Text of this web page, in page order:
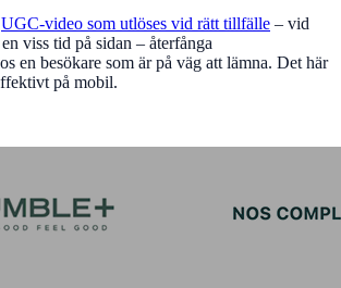
UGC-video som utlöses vid rätt tillfälle – vid
viss tid på sidan – återfånga
en besökare som är på väg att lämna. Det här
på mobil.